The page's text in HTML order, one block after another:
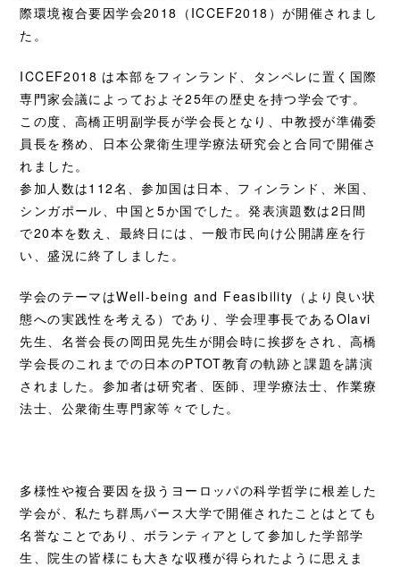
際環境複合要因学会2018（ICCEF2018）が開催されまし
た。
ICCEF2018 は本部をフィンランド、タンペレに置く国際
専門家会議によっておよそ25年の歴史を持つ学会です。
この度、高橋正明副学長が学会長となり、中教授が準備委
員長を務め、日本公衆衛生理学療法研究会と合同で開催さ
れました。
参加人数は112名、参加国は日本、フィンランド、米国、
シンガポール、中国と5か国でした。発表演題数は2日間
で20本を数え、最終日には、一般市民向け公開講座を行
い、盛況に終了しました。
学会のテーマはWell-being and Feasibility（より良い状
態への実践性を考える）であり、学会理事長であるOlavi
先生、名誉会長の岡田晃先生が開会時に挨拶をされ、高橋
学会長のこれまでの日本のPTOT教育の軌跡と課題を講演
されました。参加者は研究者、医師、理学療法士、作業療
法士、公衆衛生専門家等々でした。
多様性や複合要因を扱うヨーロッパの科学哲学に根差した
学会が、私たち群馬パース大学で開催されたことはとても
名誉なことであり、ボランティアとして参加した学部学
生、院生の皆様にも大きな収穫が得られたように思えま